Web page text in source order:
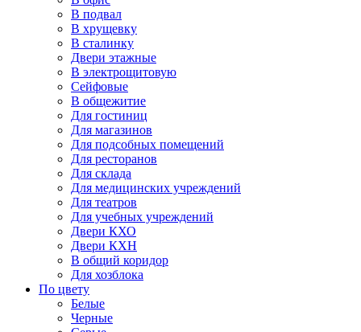
В подвал
В хрущевку
В сталинку
Двери этажные
В электрощитовую
Сейфовые
В общежитие
Для гостиниц
Для магазинов
Для подсобных помещений
Для ресторанов
Для склада
Для медицинских учреждений
Для театров
Для учебных учреждений
Двери КХО
Двери КХН
В общий коридор
Для хозблока
По цвету
Белые
Черные